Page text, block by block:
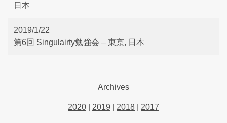
日本
2019/1/22
第6回 Singulairty勉強会 – 東京, 日本
Archives
2020 2019 2018 2017